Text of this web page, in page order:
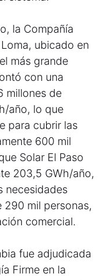
la Compañía
ubicado en
más grande
con una
millones de
año, lo que
para cubrir las
600 mil
Solar El Paso
203,5 GWh/año,
necesidades
290 mil personas,
comercial.
fue adjudicada
Firme en la